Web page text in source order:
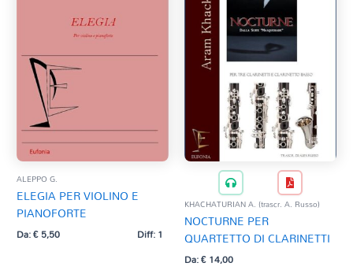
ALEPPO G.
ELEGIA PER VIOLINO E
PIANOFORTE
Da:€5,50 Diff: 1
KHACHATURIAN A. (trascr. A. Russo)
NOCTURNE PER
QUARTETTO DI CLARINETTI
Da:€14,00